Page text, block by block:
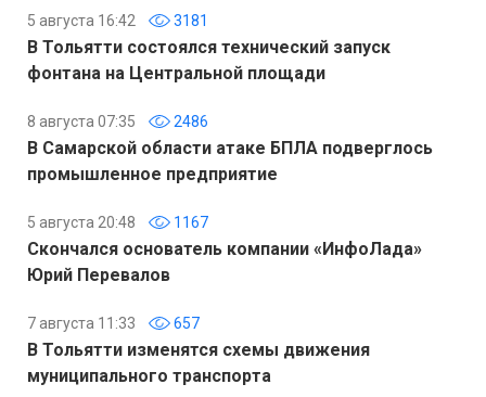
5 августа 16:42 3181
В Тольятти состоялся технический запуск
фонтана на Центральной площади
8 августа 07:35 2486
В Самарской области атаке БПЛА подверглось
промышленное предприятие
5 августа 20:48 1167
Скончался основатель компании «ИнфоЛада»
Юрий Перевалов
7 августа 11:33 657
В Тольятти изменятся схемы движения
муниципального транспорта